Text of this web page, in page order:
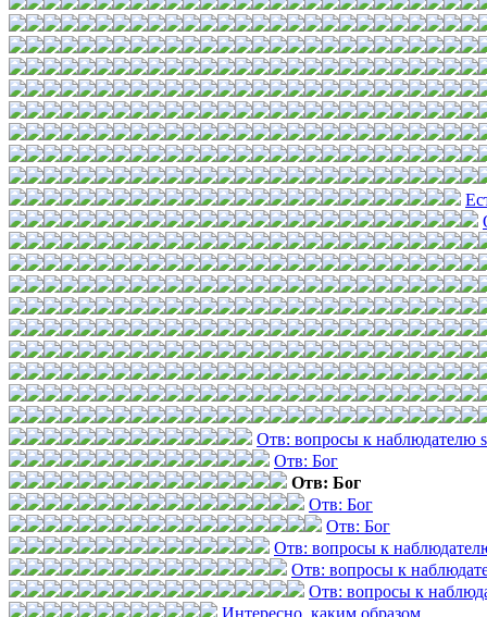
Отв: вопросы к наблюдателю
Отв: Бог
Отв: Бог
Отв: Бог
Отв: Бог
Отв: вопросы к
Отв: вопросы к
Отв: вопросы к
Интересно, каким образом